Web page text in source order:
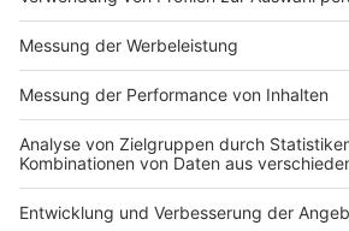
zuständig."
Hoffentlich dann in einem Büro, in
Grad heiß ist.
Anzeige